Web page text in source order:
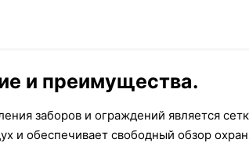
и преимущества.
заборов и ограждений является
и обеспечивает свободный обзор